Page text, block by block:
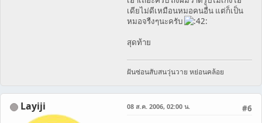
เดียไม่ดีเหมือนหมอคนอื่น แต่ก็เป็น
หมอจรืงๆนะครับ
สุดท้าย
ฝันซ่อนสับสนวุ่นวาย หย่อนคล้อย
Layiji #6
08 ส.ค. 2006, 02:00 น.